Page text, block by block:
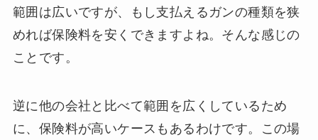
範囲は広いですが、もし支払えるガンの種類を狭
めれば保険料を安くできますよね。そんな感じの
ことです。
逆に他の会社と比べて範囲を広くしているため
に、保険料が高いケースもあるわけです。この場